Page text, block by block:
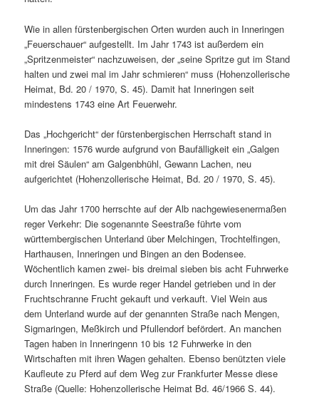
Wie in allen fürstenbergischen Orten wurden auch in Inneringen
„Feuerschauer“ aufgestellt. Im Jahr 1743 ist außerdem ein
„Spritzenmeister“ nachzuweisen, der „seine Spritze gut im Stand
halten und zwei mal im Jahr schmieren“ muss (Hohenzollerische
Heimat, Bd. 20 / 1970, S. 45). Damit hat Inneringen seit
mindestens 1743 eine Art Feuerwehr.
Das „Hochgericht“ der fürstenbergischen Herrschaft stand in
Inneringen: 1576 wurde aufgrund von Baufälligkeit ein „Galgen
mit drei Säulen“ am Galgenbhühl, Gewann Lachen, neu
aufgerichtet (Hohenzollerische Heimat, Bd. 20 / 1970, S. 45).
Um das Jahr 1700 herrschte auf der Alb nachgewiesenermaßen
reger Verkehr: Die sogenannte Seestraße führte vom
württembergischen Unterland über Melchingen, Trochtelfingen,
Harthausen, Inneringen und Bingen an den Bodensee.
Wöchentlich kamen zwei- bis dreimal sieben bis acht Fuhrwerke
durch Inneringen. Es wurde reger Handel getrieben und in der
Fruchtschranne Frucht gekauft und verkauft. Viel Wein aus
dem Unterland wurde auf der genannten Straße nach Mengen,
Sigmaringen, Meßkirch und Pfullendorf befördert. An manchen
Tagen haben in Inneringenn 10 bis 12 Fuhrwerke in den
Wirtschaften mit ihren Wagen gehalten. Ebenso benützten viele
Kaufleute zu Pferd auf dem Weg zur Frankfurter Messe diese
Straße (Quelle: Hohenzollerische Heimat Bd. 46/1966 S. 44).